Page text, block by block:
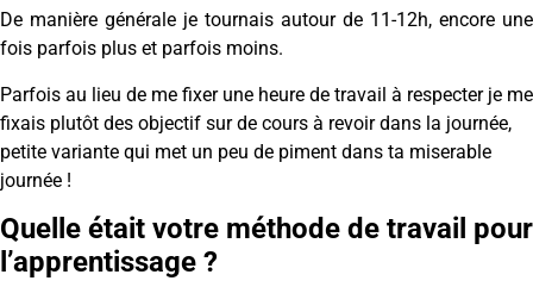
De manière générale je tournais autour de 11-12h, encore une
fois parfois plus et parfois moins.
Parfois au lieu de me fixer une heure de travail à respecter je me
fixais plutôt des objectif sur de cours à revoir dans la journée,
petite variante qui met un peu de piment dans ta miserable
journée !
Quelle était votre méthode de travail pour
l’apprentissage ?